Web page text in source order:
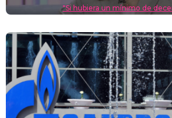
"Si hubiera un mínimo de